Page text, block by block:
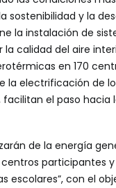
y la
la instalación de
calidad del aire
en 170
la electrificación de
el paso hacia
de la energía
participantes
con el